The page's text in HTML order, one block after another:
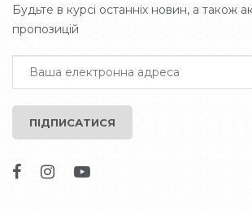
Будьте в курсі останніх новин, а також
пропозицій
ПІДПИСАТИСЯ